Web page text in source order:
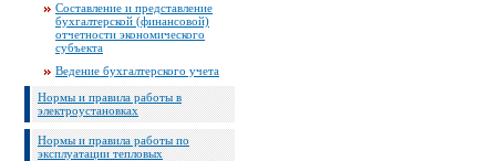
Составление и представление
бухгалтерской (финансовой)
отчетности экономического
субъекта
Ведение бухгалтерского учета
Нормы и правила работы в
электроустановках
Нормы и правила работы по
эксплуатации тепловых